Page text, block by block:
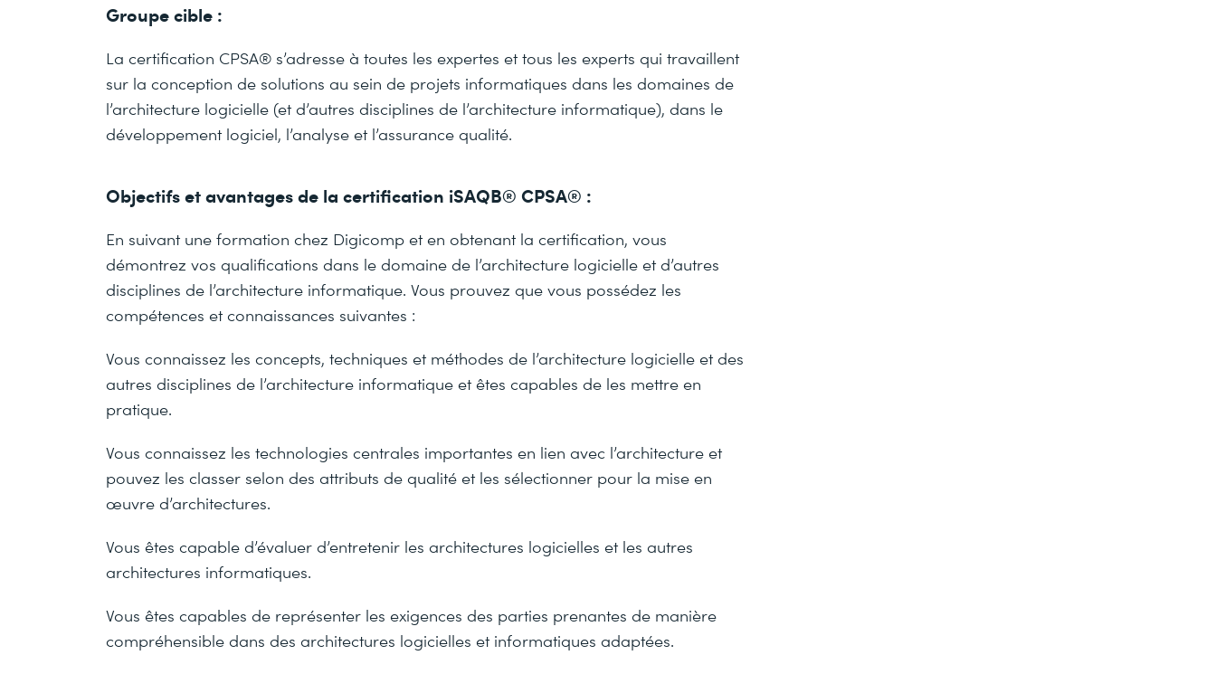
Groupe cible :
La certification CPSA® s’adresse à toutes les expertes et tous les experts qui travaillent
sur la conception de solutions au sein de projets informatiques dans les domaines de
l’architecture logicielle (et d’autres disciplines de l’architecture informatique), dans le
développement logiciel, l’analyse et l’assurance qualité.
Objectifs et avantages de la certification iSAQB® CPSA® :
En suivant une formation chez Digicomp et en obtenant la certification, vous
démontrez vos qualifications dans le domaine de l’architecture logicielle et d’autres
disciplines de l’architecture informatique. Vous prouvez que vous possédez les
compétences et connaissances suivantes :
Vous connaissez les concepts, techniques et méthodes de l’architecture logicielle et des
autres disciplines de l’architecture informatique et êtes capables de les mettre en
pratique.
Vous connaissez les technologies centrales importantes en lien avec l’architecture et
pouvez les classer selon des attributs de qualité et les sélectionner pour la mise en
œuvre d’architectures.
Vous êtes capable d’évaluer d’entretenir les architectures logicielles et les autres
architectures informatiques.
Vous êtes capables de représenter les exigences des parties prenantes de manière
compréhensible dans des architectures logicielles et informatiques adaptées.